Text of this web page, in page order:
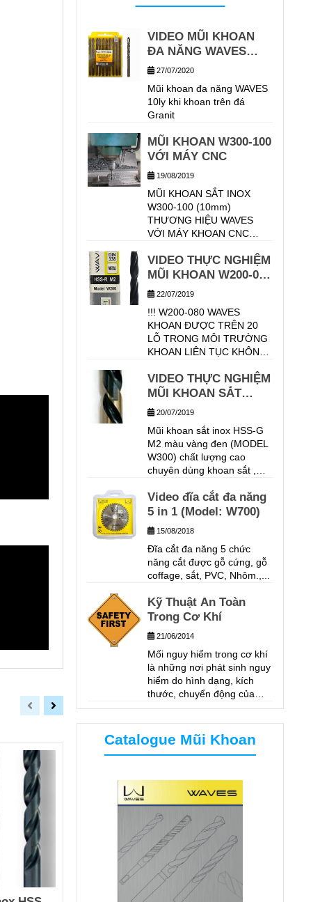
VIDEO MŨI KHOAN
ĐA NĂNG WAVES
KHOAN TRÊN GẠCH
27/07/2020
Mũi khoan đa năng WAVES
10ly khi khoan trên đá
Granit
MŨI KHOAN W300-100
VỚI MÁY CNC
19/08/2019
MŨI KHOAN SẮT INOX
W300-100 (10mm)
THƯƠNG HIỆU WAVES
VỚI MÁY KHOAN CNC
THÉP HỢP KIM 40CR CHO
KẾT QUẢ KHOAN TRÊN 30
V/P CHẾ ĐỘ ĂN PHÔI TỰ
ĐỘNG: 0.12 MM/V BỀ DẦY
VẬT LIỆU KHOAN: 30MM
VIDEO THỰC NGHIỆM
MŨI KHOAN W200-080
TRÊN VẬT LIỆU INOX
TỐC ĐỘ KHOAN
480V/P
22/07/2019
!!! W200-080 WAVES
KHOAN ĐƯỢC TRÊN 20
LỖ TRONG MÔI TRƯỜNG
KHOAN LIÊN TỤC KHÔNG
VIDEO THỰC NGHIỆM
MŨI KHOAN SẮT
INOX W300
WAVES_MŨI KHOAN
CHẤT LƯỢNG CHÂU
ÂU
20/07/2019
Mũi khoan sắt inox HSS-G
M2 màu vàng đen (MODEL
W300) chất lượng cao
chuyên dùng khoan sắt ,
thương hiệu Waves được
sản xuất từ Thép gió HSS-
Grounded ( Tiện từ thanh
sắt ) theo tiêu chuẩn Đức
DIN 338 . DƯỚI ĐÂY LÀ
VIDEO THỰC NGHIỆM
ĐỘ DÀY 6MM, TỐC ĐỘ
KHOAN 480V/P
Video đĩa cắt đa năng
5 in 1 (Model: W700)
15/08/2018
Đĩa cắt đa năng 5 chức
năng cắt được gỗ cứng, gỗ
coffage, sắt, PVC, Nhôm.,...
Kỹ Thuật An Toàn
Trong Cơ Khí
21/06/2014
Mối nguy hiểm trong cơ khí
là những nơi phát sinh nguy
hiểm do hình dạng, kích
thước, chuyển động của
các phương tiện làm việc,
phương tiện trợ giúp,
phương tiện vận chuyển
trong quá trình lao động.
Catalogue Mũi Khoan